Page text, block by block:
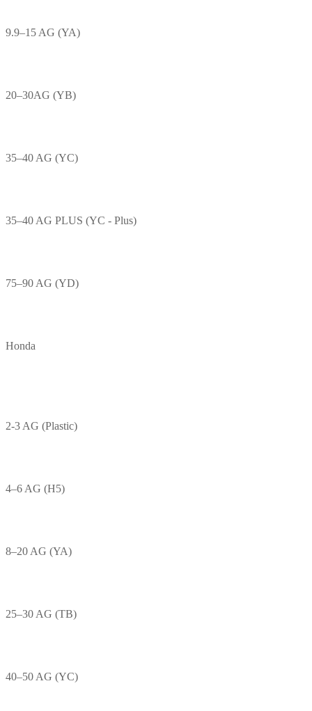
9.9–15 AG (YA)
20–30AG (YB)
35–40 AG (YC)
35–40 AG PLUS (YC - Plus)
75–90 AG (YD)
Honda
2-3 AG (Plastic)
4–6 AG (H5)
8–20 AG (YA)
25–30 AG (TB)
40–50 AG (YC)